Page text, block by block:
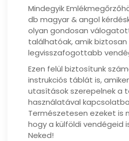
Mindegyik
db magyar & angol
olyan gondosan
találhatóak, amik biztosan
legvisszafogottabb
Ezen felül biztosítunk
instrukciós táblát is,
utasítások szerepelnek a
használatával
Természetesen ezeket is
hogy a külföldi vendégeid
Neked!